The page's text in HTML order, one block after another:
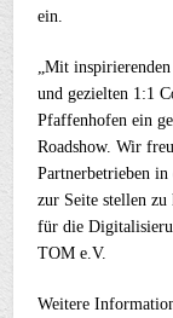
ein.
„Mit
und gezielten 1:1
Pfaffenhofen ein
Roadshow. Wir
Partnerbetrieben
zur Seite stellen
für die
TOM e.V.
Weitere